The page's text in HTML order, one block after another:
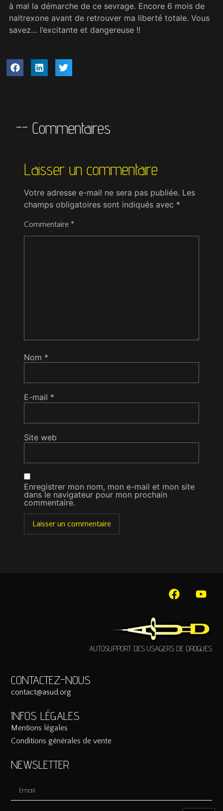
à mal la démarche de ce sevrage. Encore 6 mois de
naltrexone avant de retrouver ma liberté totale. Vous
savez… l’excitante et dangereuse !!
-- Commentaires
Laisser un commentaire
Votre adresse e-mail ne sera pas publiée. Les
champs obligatoires sont indiqués avec *
Commentaire *
Nom *
E-mail *
Site web
Enregistrer mon nom, mon e-mail et mon site
dans le navigateur pour mon prochain
commentaire.
AUTOSUPPORT DES USAGERS DE DROGUES
CONTACTEZ-NOUS
contact@asud.org
INFOS LÉGALES
Mentions légales
Conditions générales de vente
NEWSLETTER